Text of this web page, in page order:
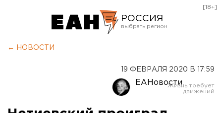
РОССИЯ
Оренбург
[18+]
← НОВОСТИ
19 ФЕВРАЛЯ 2020 В 17:59
ЕАНовости